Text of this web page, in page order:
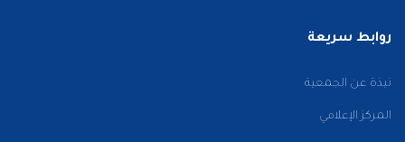
روابط سريعة
نبذة عن الجمعية
المركز الإعلامي